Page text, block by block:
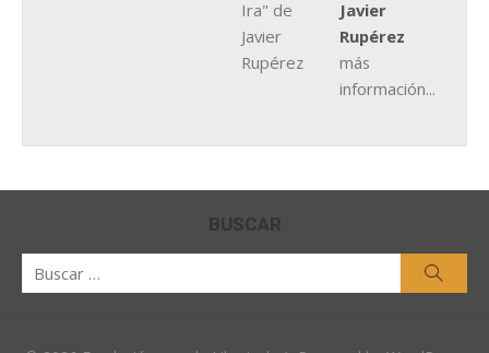
Javier
Rupérez
más
información...
BUSCAR